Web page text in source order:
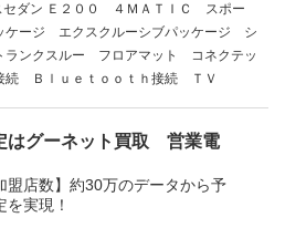
セダン Ｅ２００ ４ＭＡＴＩＣ スポー
ケージ エクスクルーシブパッケージ シ
ンクスルー フロアマット コネクテッ
Ｂｌｕｅｔｏｏｔｈ接続 ＴＶ
はグーネット買取 営業電
盟店数】約30万のデータから予
実現！